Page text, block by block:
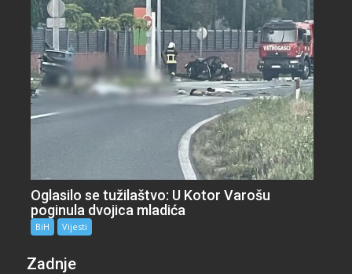
Oglasilo se tužilaštvo: U Kotor Varošu
poginula dvojica mladića
BiH Vijesti
Zadnje